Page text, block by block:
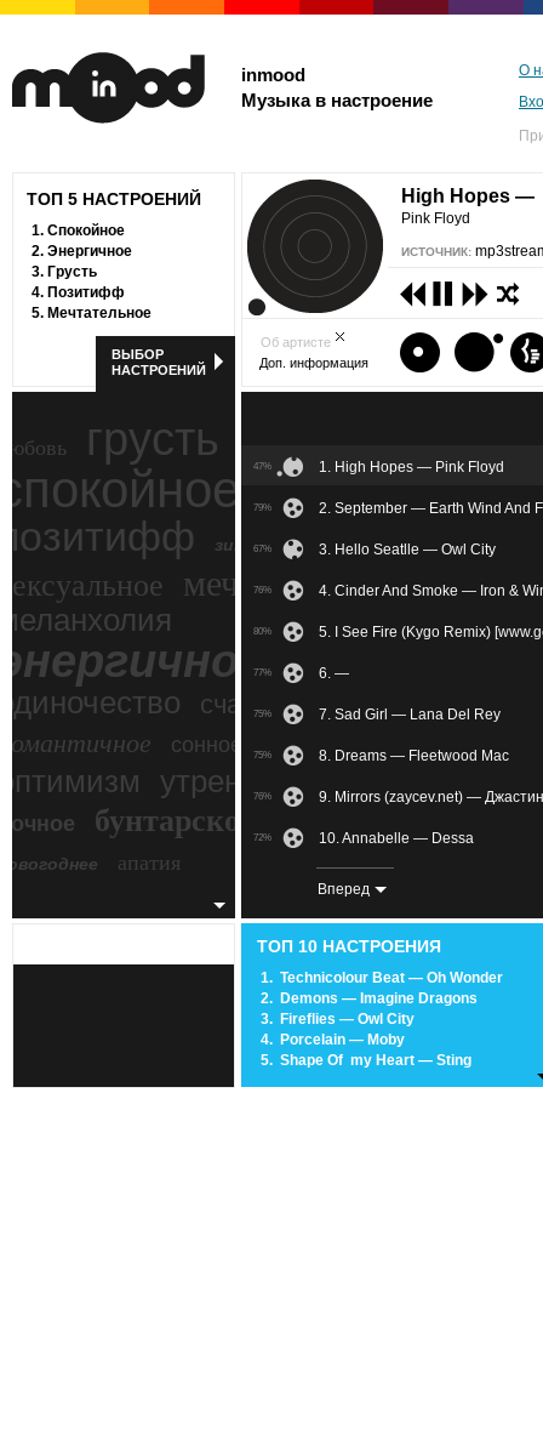
inmood
Музыка в настроение
О
ТОП 5 НАСТРОЕНИЙ
1. Спокойное
2. Энергичное
3. Грусть
4. Позитифф
5. Мечтательное
ВЫБОР
НАСТРОЕНИЙ
грусть
ностальгия
зимний экстрим
мечтательное
счастье
сонное
утреннее злость
бунтарское
беспокойное
апатия
High Hopes —
Pink Floyd
ИСТОЧНИК:
Об артисте
Доп. информация
47% 1. High Hopes — Pink Floyd
79% 2. September — Earth Wind And
67% 3. Hello Seatlle — Owl City
76% 4. Cinder And Smoke — Iron &
80% 5. I See Fire (Kygo Remix)
77% 6. —
75% 7. Sad Girl — Lana Del Rey
75% 8. Dreams — Fleetwood Mac
76% 9. Mirrors (zaycev.net) —
72% 10. Annabelle — Dessa
11. Different Roads — Joe Cocer
33% 12. Hunter — Dido
51% 14. You Yi Zhong Li Liang Jiao
71% 15. The Shadow Of Your Smile —
60% 16. БЕЛОЙ ПТИЦЕЙ
Вперед
ТОП 10 НАСТРОЕНИЯ
1. Technicolour Beat — Oh Wonder
2. Demons — Imagine Dragons
3. Fireflies — Owl City
4. Porcelain — Moby
5. Shape Of my Heart — Sting